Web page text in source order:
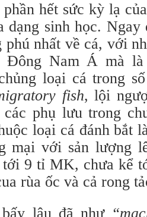
hết sức kỳ lạ
dạng sinh học.
phú nhất về cá, với
Đông Nam Á mà
loại cá trong
fish, lội
phụ lưu trong
loại cá đánh bắt
mại với sản lượng
9 tỉ MK, chưa kể
rùa ốc và cả rong
lâu đã như